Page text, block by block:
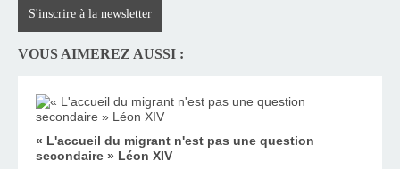
S'inscrire à la newsletter
VOUS AIMEREZ AUSSI :
« L'accueil du migrant n'est pas une question
secondaire » Léon XIV